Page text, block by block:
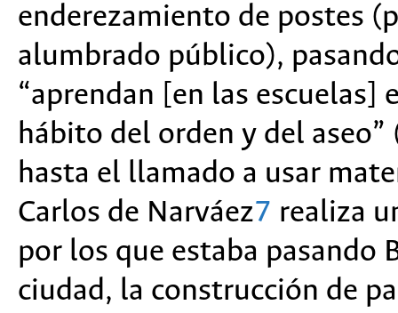
enderezamiento de postes
alumbrado público),
“aprendan [en las escuelas]
hábito del orden y del
hasta el llamado a usar
Carlos de Narváez7 realiza
por los que estaba pasando
ciudad, la construcción de